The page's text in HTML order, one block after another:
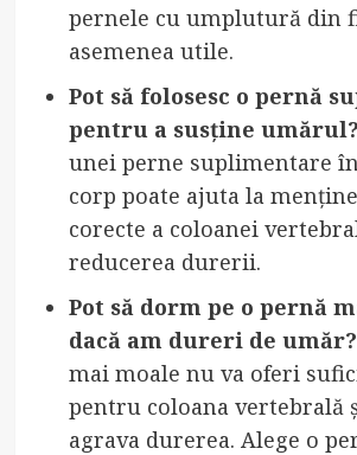
pernele cu umplutură din
asemenea utile.
Pot să folosesc o pernă
pentru a susține umărul?
unei perne suplimentare
corp poate ajuta la
corecte a coloanei
reducerea durerii.
Pot să dorm pe o pernă
dacă am dureri de umăr?
mai moale nu va oferi
pentru coloana vertebrală
agrava durerea. Alege o